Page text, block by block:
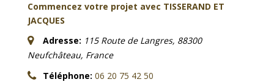
Commencez votre projet avec TISSERAND ET
JACQUES
Adresse: 115 Route de Langres, 88300
Neufchâteau, France
Téléphone: 06 20 75 42 50